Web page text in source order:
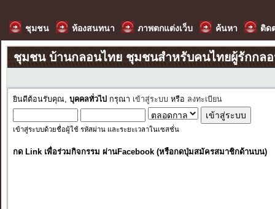
ชุมชน ห้องสนทนา ภาพตกแต่งเว็บ ค้นหา ติด
ชุมชน บ้านกลอนไทย ชุมชนสำหรับคนไทยผู้รักกล
ยินดีต้อนรับคุณ, บุคคลทั่วไป กรุณา เข้าสู่ระบบ หรือ ลงทะเบียน
เข้าสู่ระบบด้วยชื่อผู้ใช้ รหัสผ่าน และระยะเวลาในเซสชั่น
กด Link เพื่อร่วมกิจกรรม ผ่านFacebook (หรือกดปุ่มสมัครสมาชิกด้านบน)